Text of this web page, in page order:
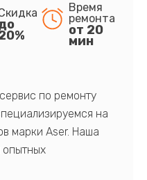
Время
ремонта
от 20
мин
по ремонту
на
марки Aser. Наша
опытных
знаниями и